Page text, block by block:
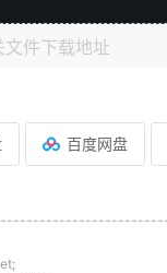
文件下载地址
百度网盘